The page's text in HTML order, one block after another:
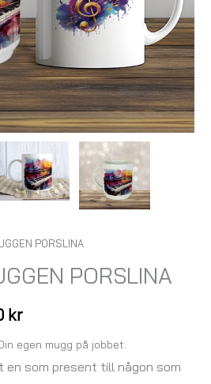
PORSLINA
PORSLINA
kr
egen mugg på jobbet.
en som present till någon som